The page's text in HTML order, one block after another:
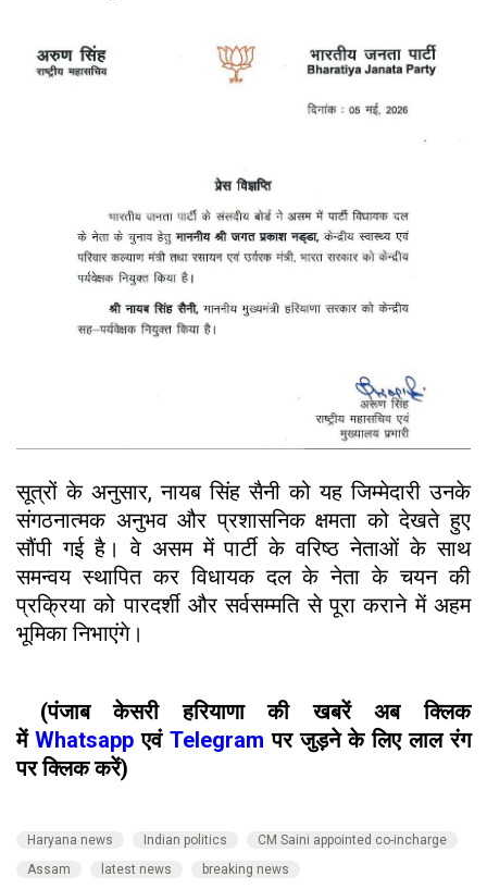
सूत्रों के अनुसार, नायब सिंह सैनी को यह जिम्मेदारी उनके
संगठनात्मक अनुभव और प्रशासनिक क्षमता को देखते हुए
सौंपी गई है। वे असम में पार्टी के वरिष्ठ नेताओं के साथ
समन्वय स्थापित कर विधायक दल के नेता के चयन की
प्रक्रिया को पारदर्शी और सर्वसम्मति से पूरा कराने में अहम
भूमिका निभाएंगे।
(पंजाब केसरी हरियाणा की खबरें अब क्लिक
में Whatsappएवं Telegram पर जुड़ने के लिए लाल रंग
पर क्लिक करें)
Haryana news Indian politics
CM Saini appointed co-incharge
Assam
latest news breaking news